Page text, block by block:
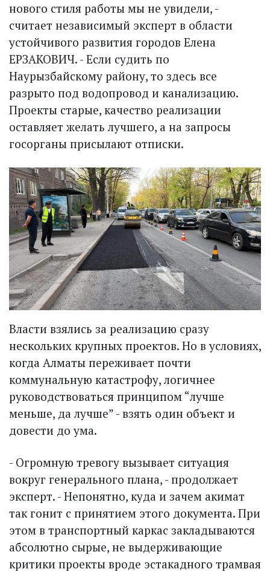
нового стиля работы мы не увидели, -
считает независимый эксперт в области
устойчивого развития городов Елена
ЕРЗАКОВИЧ. - Если судить по
Наурызбайскому району, то здесь все
разрыто под водопровод и канализацию.
Проекты старые, качество реализации
оставляет желать лучшего, а на запросы
госорганы присылают отписки.
Власти взялись за реализацию сразу
нескольких крупных проектов. Но в условиях,
когда Алматы переживает почти
коммунальную катастрофу, логичнее
руководствоваться принципом “лучше
меньше, да лучше” - взять один объект и
довести до ума.
- Огромную тревогу вызывает ситуация
вокруг генерального плана, - продолжает
эксперт. - Непонятно, куда и зачем акимат
так гонит с принятием этого документа. При
этом в транспорт­ный каркас закладываются
абсолютно сырые, не выдерживающие
критики проекты вроде эстакадного трамвая